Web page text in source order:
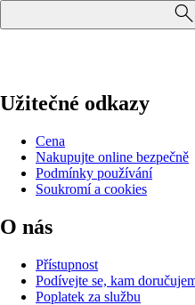
Užitečné odkazy
Cena
Nakupujte online bezpečně
Podmínky používání
Soukromí a cookies
O nás
Přístupnost
Podívejte se, kam
Poplatek za službu